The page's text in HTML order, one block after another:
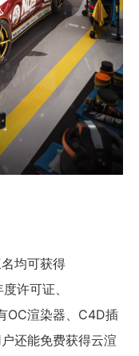
均可获得
许可证、
OC渲染器、C4D插
还能免费获得云渲